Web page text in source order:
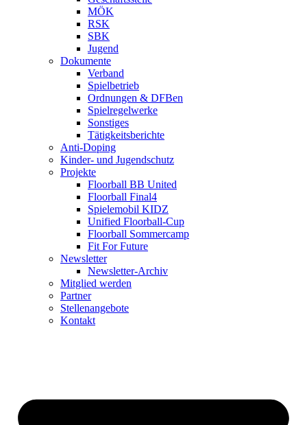
MÖK
RSK
SBK
Jugend
Dokumente
Verband
Spielbetrieb
Ordnungen & DFBen
Spielregelwerke
Sonstiges
Tätigkeitsberichte
Anti-Doping
Kinder- und Jugendschutz
Projekte
Floorball BB United
Floorball Final4
Spielemobil KIDZ
Unified Floorball-Cup
Floorball Sommercamp
Fit For Future
Newsletter
Newsletter-Archiv
Mitglied werden
Partner
Stellenangebote
Kontakt